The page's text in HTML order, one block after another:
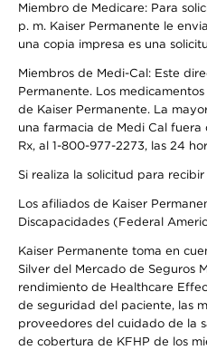
Miembro de Medicare: Para
p. m. Kaiser Permanente le
una copia impresa es una
Miembros de Medi-Cal: Este
Permanente. Los
de Kaiser Permanente. La
una farmacia de Medi Cal fuera
Rx, al 1-800-977-2273, las 24
Si realiza la solicitud para
Los afiliados de Kaiser
Discapacidades (Federal
Kaiser Permanente toma en
Silver del Mercado de Seguros
rendimiento de Healthcare
de seguridad del paciente, las
proveedores del cuidado de la
de cobertura de KFHP de los